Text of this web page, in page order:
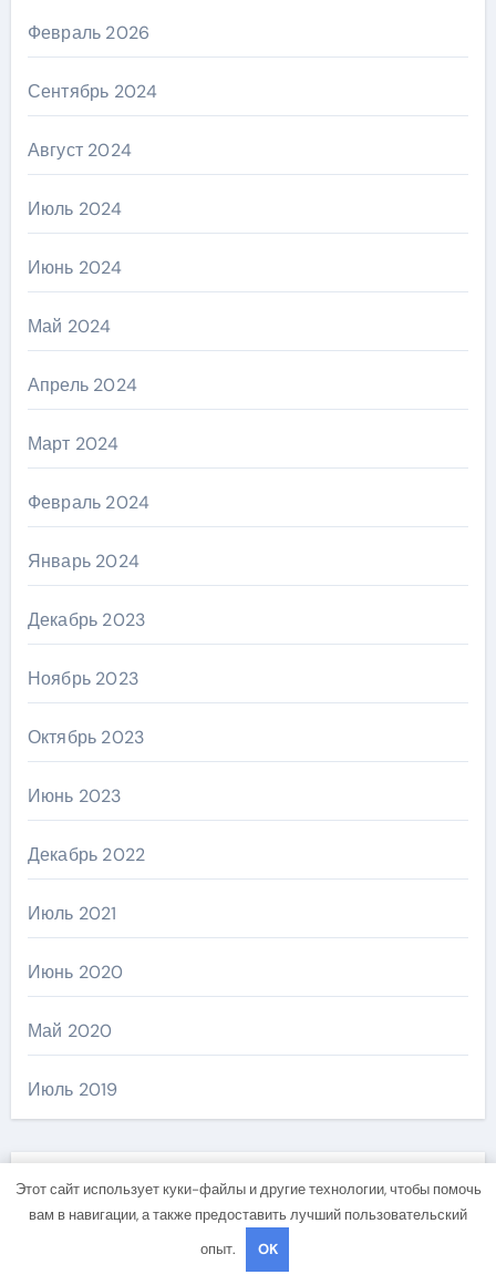
Февраль 2026
Сентябрь 2024
Август 2024
Июль 2024
Июнь 2024
Май 2024
Апрель 2024
Март 2024
Февраль 2024
Январь 2024
Декабрь 2023
Ноябрь 2023
Октябрь 2023
Июнь 2023
Декабрь 2022
Июль 2021
Июнь 2020
Май 2020
Июль 2019
Рубрики
Этот сайт использует куки-файлы и другие технологии, чтобы помочь
вам в навигации, а также предоставить лучший пользовательский
опыт.
OK